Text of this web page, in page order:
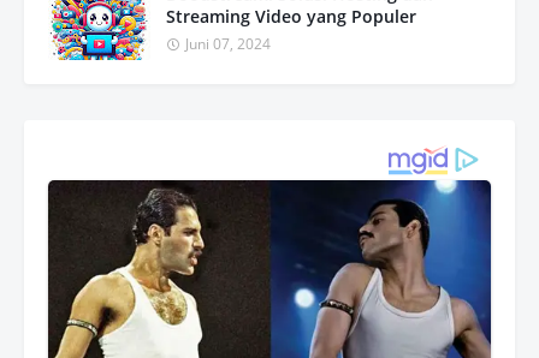
Streaming Video yang Populer
Juni 07, 2024